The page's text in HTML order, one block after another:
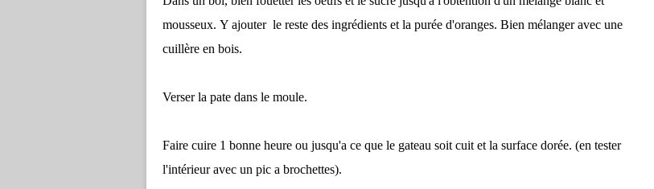
mousseux. Y ajouter le reste des ingrédients et la purée d'oranges. Bien mélanger avec une
cuillère en bois.
Verser la pate dans le moule.
Faire cuire 1 bonne heure ou jusqu'a ce que le gateau soit cuit et la surface dorée. (en tester
l'intérieur avec un pic a brochettes).